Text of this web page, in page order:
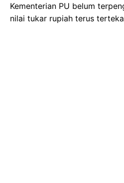
Kementerian PU belum
nilai tukar rupiah terus